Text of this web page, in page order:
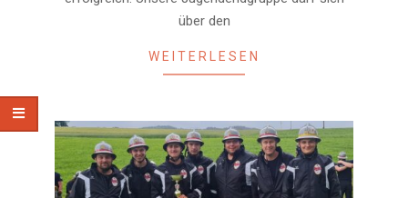
über den
WEITERLESEN